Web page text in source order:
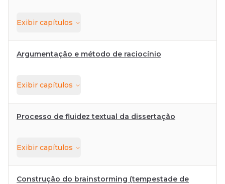
Exibir capítulos
Argumentação e método de raciocínio
Exibir capítulos
Processo de fluidez textual da dissertação
Exibir capítulos
Construção do brainstorming (tempestade de